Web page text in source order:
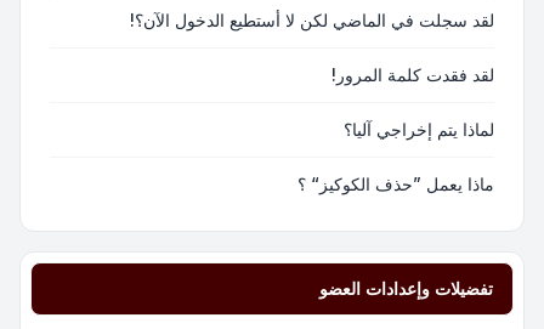
لقد سجلت في الماضي لكن لا أستطيع الدخول الآن؟!
لقد فقدت كلمة المرور!
لماذا يتم إخراجي آليا؟
ماذا يعمل ”حذف الكوكيز“ ؟
تفضيلات وإعدادات العضو